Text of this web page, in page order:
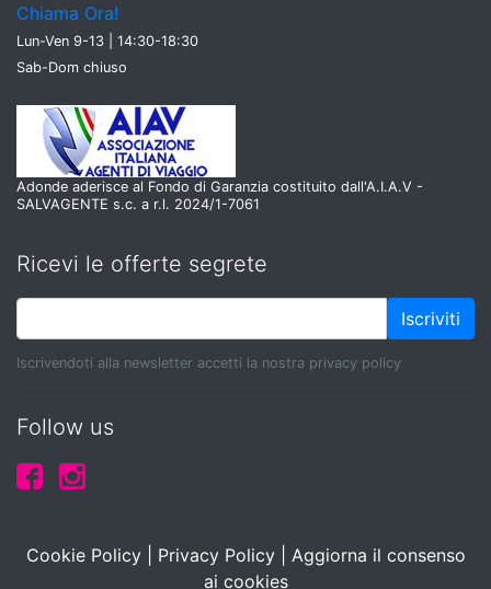
Chiama Ora!
Lun-Ven 9-13 | 14:30-18:30
Sab-Dom chiuso
Adonde aderisce al Fondo di Garanzia costituito dall'A.I.A.V -
SALVAGENTE s.c. a r.l. 2024/1-7061
Ricevi le offerte segrete
Iscriviti
Iscrivendoti alla newsletter accetti la nostra privacy policy
Follow us
Cookie Policy| Privacy Policy| Aggiorna il consenso
ai cookies